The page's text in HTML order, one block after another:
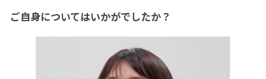
ご自身についてはいかがでしたか？